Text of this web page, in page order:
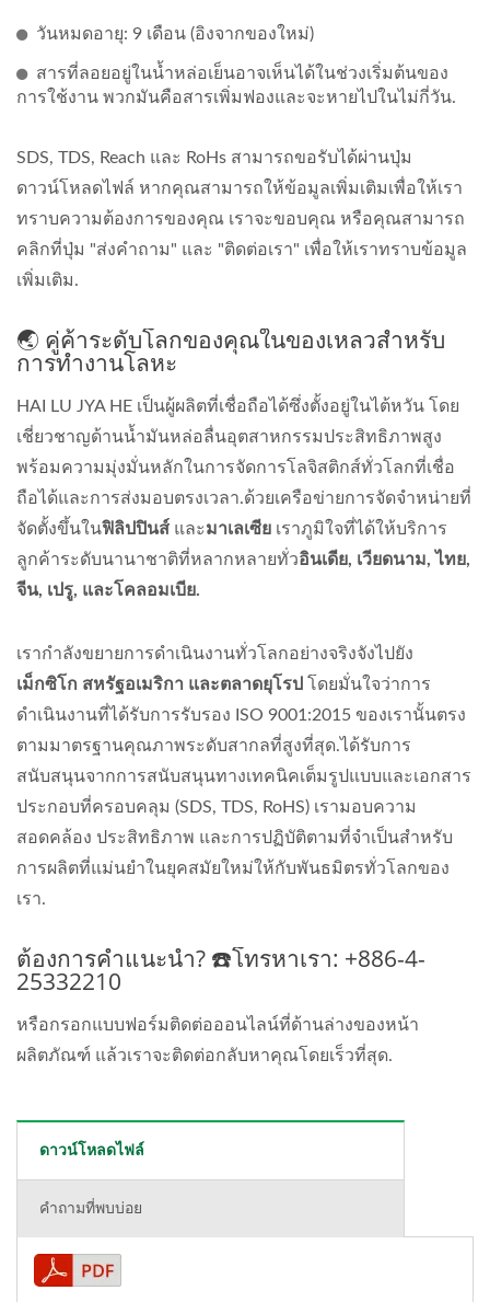
วันหมดอายุ: 9 เดือน (อิงจากของใหม่)
สารที่ลอยอยู่ในน้ำหล่อเย็นอาจเห็นได้ในช่วงเริ่มต้นของ
การใช้งาน พวกมันคือสารเพิ่มฟองและจะหายไปในไม่กี่วัน.
SDS, TDS, Reach และ RoHs สามารถขอรับได้ผ่านปุ่ม
ดาวน์โหลดไฟล์ หากคุณสามารถให้ข้อมูลเพิ่มเติมเพื่อให้เรา
ทราบความต้องการของคุณ เราจะขอบคุณ หรือคุณสามารถ
คลิกที่ปุ่ม "ส่งคำถาม" และ "ติดต่อเรา" เพื่อให้เราทราบข้อมูล
เพิ่มเติม.
🌏 คู่ค้าระดับโลกของคุณในของเหลวสำหรับ
การทำงานโลหะ
HAI LU JYA HE เป็นผู้ผลิตที่เชื่อถือได้ซึ่งตั้งอยู่ในไต้หวัน โดย
เชี่ยวชาญด้านน้ำมันหล่อลื่นอุตสาหกรรมประสิทธิภาพสูง
พร้อมความมุ่งมั่นหลักในการจัดการโลจิสติกส์ทั่วโลกที่เชื่อ
ถือได้และการส่งมอบตรงเวลา.ด้วยเครือข่ายการจัดจำหน่ายที่
จัดตั้งขึ้นในฟิลิปปินส์ และมาเลเซีย เราภูมิใจที่ได้ให้บริการ
ลูกค้าระดับนานาชาติที่หลากหลายทั่วอินเดีย, เวียดนาม, ไทย,
จีน, เปรู, และโคลอมเบีย.
เรากำลังขยายการดำเนินงานทั่วโลกอย่างจริงจังไปยัง
เม็กซิโก สหรัฐอเมริกา และตลาดยุโรป โดยมั่นใจว่าการ
ดำเนินงานที่ได้รับการรับรอง ISO 9001:2015 ของเรานั้นตรง
ตามมาตรฐานคุณภาพระดับสากลที่สูงที่สุด.ได้รับการ
สนับสนุนจากการสนับสนุนทางเทคนิคเต็มรูปแบบและเอกสาร
ประกอบที่ครอบคลุม (SDS, TDS, RoHS) เรามอบความ
สอดคล้อง ประสิทธิภาพ และการปฏิบัติตามที่จำเป็นสำหรับ
การผลิตที่แม่นยำในยุคสมัยใหม่ให้กับพันธมิตรทั่วโลกของ
เรา.
ต้องการคำแนะนำ? ☎️โทรหาเรา: +886-4-
25332210
หรือกรอกแบบฟอร์มติดต่อออนไลน์ที่ด้านล่างของหน้า
ผลิตภัณฑ์ แล้วเราจะติดต่อกลับหาคุณโดยเร็วที่สุด.
ดาวน์โหลดไฟล์
คำถามที่พบบ่อย